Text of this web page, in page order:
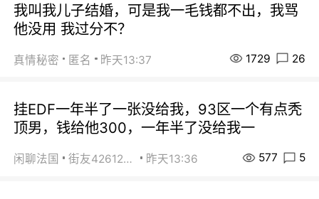
我叫我儿子结婚，可是我一毛钱都不出，我骂
他没用 我过分不？
真情秘密 匿名 昨天13:37 1729 26
挂EDF一年半了一张没给我，93区一个有点秃
顶男，钱给他300，一年半了没给我一
闲聊法国 街友42612092 昨天13:36 577 5